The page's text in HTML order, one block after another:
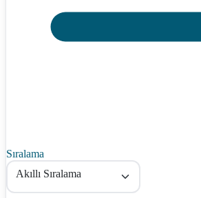
Sıralama
Akıllı Sıralama